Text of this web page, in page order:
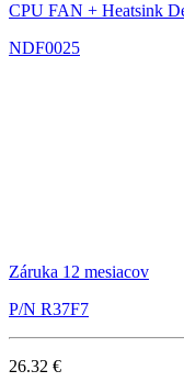
CPU FAN + Heatsink
NDF0025
Záruka 12 mesiacov
P/N R37F7
26.32 €